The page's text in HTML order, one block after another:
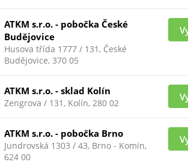
ELITE-
ATKM s.r.o. - pobočka České
Budějovice
Husova třída 1777 / 131, České
Budějovice, 370 05
ATKM s.r.o. - sklad Kolín
Zengrova / 131, Kolín, 280 02
ATKM s.r.o. - pobočka Brno
Jundrovská 1303 / 43, Brno - Komín,
624 00